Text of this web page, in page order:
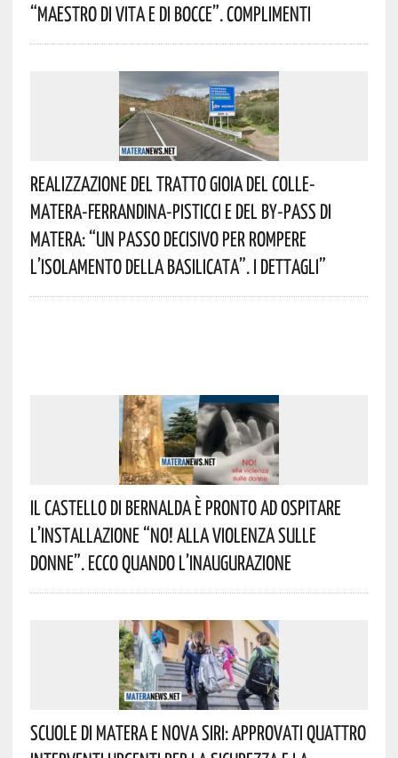
“Maestro Di Vita E Di Bocce”. Complimenti
Realizzazione Del Tratto Gioia Del Colle-
Matera-Ferrandina-Pisticci E Del By-Pass Di
Matera: “Un Passo Decisivo Per Rompere
L’isolamento Della Basilicata”. I Dettagli”
Il Castello Di Bernalda È Pronto Ad Ospitare
L’installazione “NO! Alla Violenza Sulle
Donne”. Ecco Quando L’inaugurazione
Scuole Di Matera E Nova Siri: Approvati Quattro